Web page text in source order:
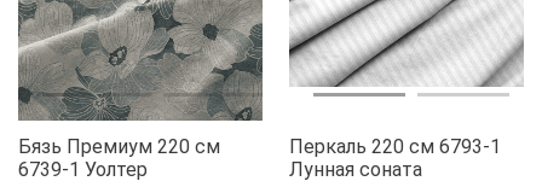
Бязь Премиум 220 см
6739-1 Уолтер
Перкаль 220 см 6793-1
Лунная соната